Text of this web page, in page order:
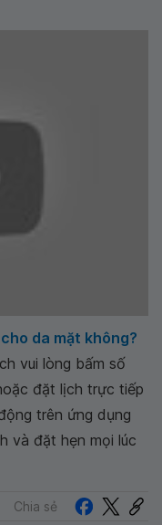
da mặt không?
vui lòng bấm số
đặt lịch trực tiếp
trên ứng dụng
và đặt hẹn mọi lúc
Chia sẻ